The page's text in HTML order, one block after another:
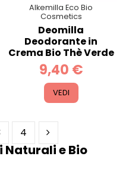
Alkemilla Eco Bio
Cosmetics
Deomilla
Deodorante in
Crema Bio Thè Verde
9,40 €
VEDI
4
e Bio